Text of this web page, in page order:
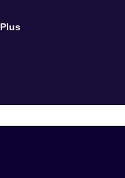
Plus